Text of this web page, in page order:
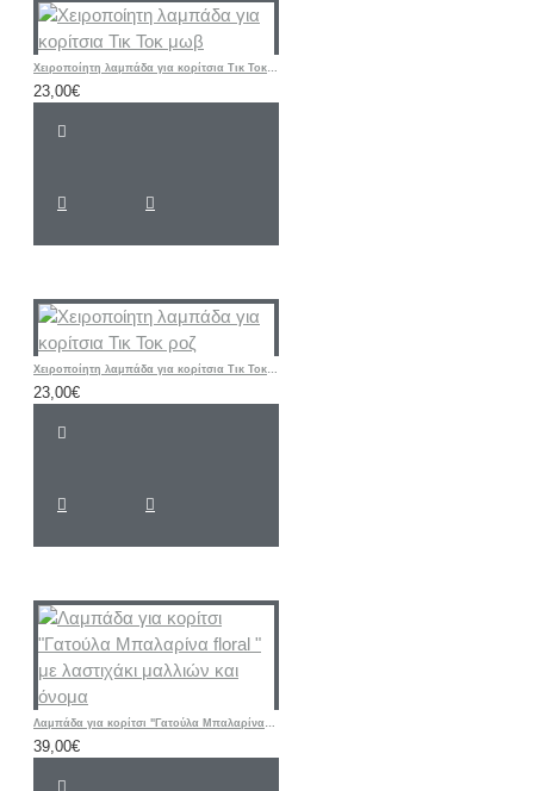
Χειροποίητη λαμπάδα για κορίτσια Τικ Τοκ μωβ
23,00€
Χειροποίητη λαμπάδα για κορίτσια Τικ Τοκ ροζ
23,00€
Λαμπάδα για κορίτσι "Γατούλα Μπαλαρίνα floral " με λαστιχάκι μαλλιών και όνομα
39,00€